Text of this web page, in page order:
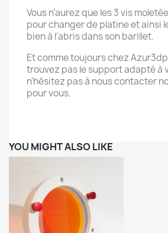
Vous n'aurez que les 3 vis
pour changer de platine et ainsi
bien à l'abris dans son barillet.
Et comme toujours chez
trouvez pas le support adapté à
n'hésitez pas à nous contacter
pour vous.
YOU MIGHT ALSO LIKE